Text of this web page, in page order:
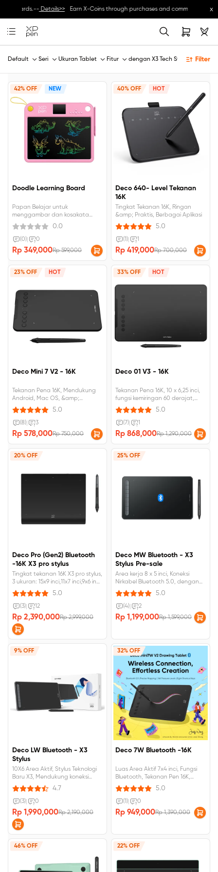
rewards.--Details>> Earn X-Coins through purchases and community x
Default Seri Ukuran Tablet Fitur dengan X3 Tech Stylus Filter
42% OFF NEW
Doodle Learning Board
Papan Belajar untuk
menggambar dan kosakata
bahasa Inggris, Kerjakan sendiri
0.0
(0) 0
Rp 349,000Rp 599,000
40% OFF HOT
Deco 640- Level Tekanan
16K
Tingkat Tekanan 16K, Ringan
&amp; Praktis, Berbagai Aplikasi
5.0
(1) 1
Rp 419,000Rp 700,000
23% OFF HOT
Deco Mini 7 V2 - 16K
Tekanan Pena 16K, Mendukung
Android, Mac OS, &amp;
Windows Kemiringan 60 Derajat,
8 tombol pintas yang dapat
disesuaikan
5.0
(8) 3
Rp 578,000Rp 750,000
33% OFF HOT
Deco 01 V3 - 16K
Tekanan Pena 16K, 10 x 6,25 inci,
fungsi kemiringan 60 derajat,
Mendukung Android, MacOS,
dan Windows
5.0
(7) 1
Rp 868,000Rp 1,290,000
20% OFF
Deco Pro (Gen2) Bluetooth
-16K X3 pro stylus
Tingkat tekanan 16K X3 pro stylus,
3 ukuran: 15x9 inci,11x7 inci,9x6 inci,
Remote Pintasan nirkabel,
Bluetooth 5.0.
5.0
(3) 12
Rp 2,390,000Rp 2,999,000
25% OFF
Deco MW Bluetooth - X3
Stylus Pre-sale
Area kerja 8 x 5 inci, Koneksi
Nirkabel Bluetooth 5.0, dengan
stylus chip pintar X3.
5.0
(4) 2
Rp 1,199,000Rp 1,599,000
9% OFF
Deco LW Bluetooth - X3
Stylus
10X6 Area Aktif, Stylus Teknologi
Baru X3, Mendukung koneksi
Bluetooth.
4.7
(3) 0
Rp 1,990,000Rp 2,190,000
32% OFF
Deco 7W Bluetooth -16K
Luas Area Aktif 7x4 inci, Fungsi
Bluetooth, Tekanan Pen 16K,
Kompatibel dengan Android,
Mac, Windows.
5.0
(1) 0
Rp 949,000Rp 1,390,000
46% OFF 22% OFF